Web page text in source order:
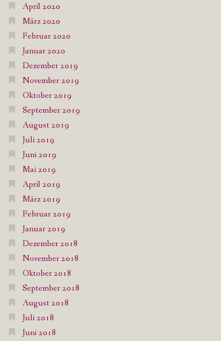
April 2020
März 2020
Februar 2020
Januar 2020
Dezember 2019
November 2019
Oktober 2019
September 2019
August 2019
Juli 2019
Juni 2019
Mai 2019
April 2019
März 2019
Februar 2019
Januar 2019
Dezember 2018
November 2018
Oktober 2018
September 2018
August 2018
Juli 2018
Juni 2018